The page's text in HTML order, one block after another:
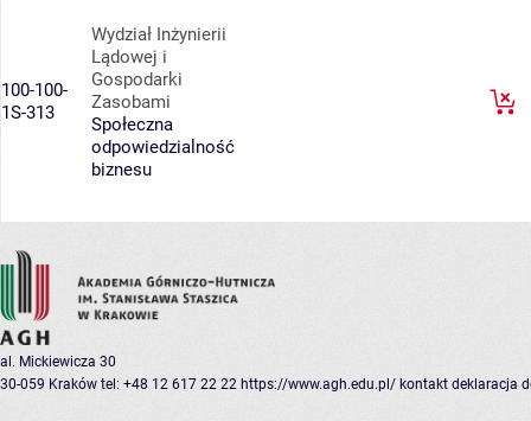
100-100-
1S-313
Wydział Inżynierii
Lądowej i
Gospodarki
Zasobami
Społeczna
odpowiedzialność
biznesu
al. Mickiewicza 30
30-059 Kraków tel: +48 12 617 22 22 https://www.agh.edu.pl/ kontakt deklaracja